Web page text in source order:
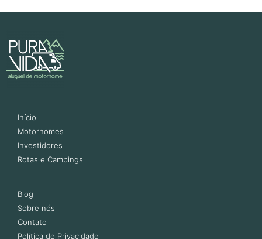
Início
Motorhomes
Investidores
Rotas e Campings
Blog
Sobre nós
Contato
Política de Privacidade